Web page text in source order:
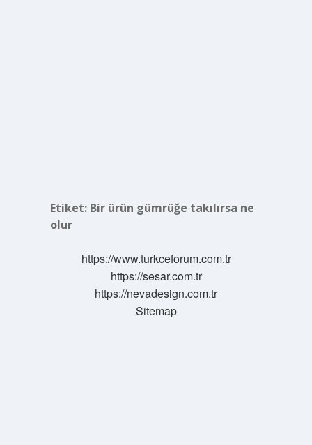
Etiket: Bir ürün gümrüğe takılırsa ne
olur
https://www.turkceforum.com.tr
https://sesar.com.tr
https://nevadesign.com.tr
Sitemap